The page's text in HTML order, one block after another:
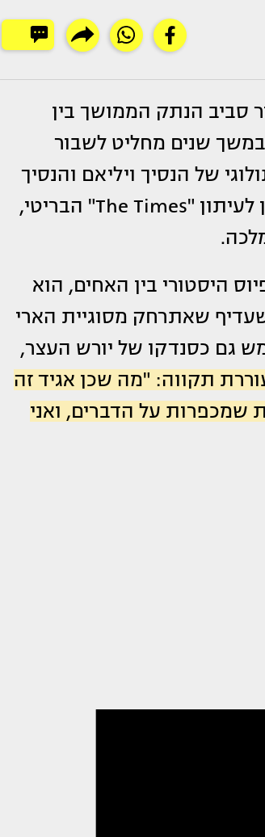
סביב הנתק הממושך בין
שנים מחליט לשבור
של הנסיך ויליאם והנסיך
הארי בין השנים 2005–2013, העניק ריאיון נדיר ומסקרן לעיתון "The Times" הבריטי,
65 לגבי האפשרות לפיוס היסטורי בין האחים, הוא
שאתרחק מסוגיית הארי
גם כסנדקו של יורש העצר,
תקווה: "מה שכן אגיד זה
שמכפרות על הדברים, ואני